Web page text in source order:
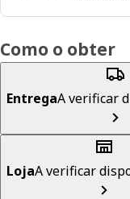
Como o obter
EntregaA verificar
LojaA verificar